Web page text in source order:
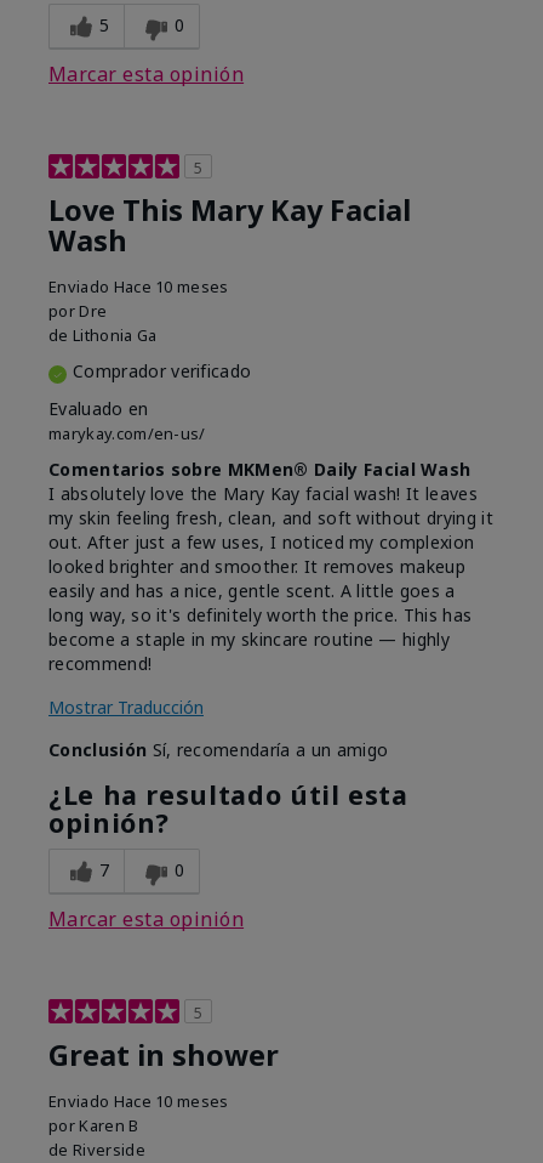
5 0
Marcar esta opinión
5
Love This Mary Kay Facial
Wash
Enviado Hace 10 meses
por Dre
de Lithonia Ga
Comprador verificado
Evaluado en
marykay.com/en-us/
Comentarios sobre MKMen® Daily Facial Wash
I absolutely love the Mary Kay facial wash! It leaves
my skin feeling fresh, clean, and soft without drying it
out. After just a few uses, I noticed my complexion
looked brighter and smoother. It removes makeup
easily and has a nice, gentle scent. A little goes a
long way, so it's definitely worth the price. This has
become a staple in my skincare routine — highly
recommend!
Mostrar Traducción
Conclusión Sí, recomendaría a un amigo
¿Le ha resultado útil esta
opinión?
7 0
Marcar esta opinión
5
Great in shower
Enviado Hace 10 meses
por Karen B
de Riverside